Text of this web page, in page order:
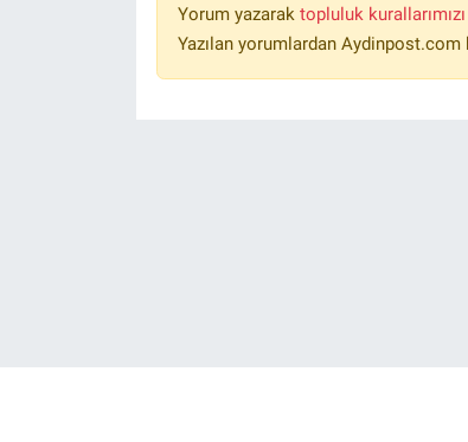
Yorum yazarak topluluk kurallarımızı
Yazılan yorumlardan